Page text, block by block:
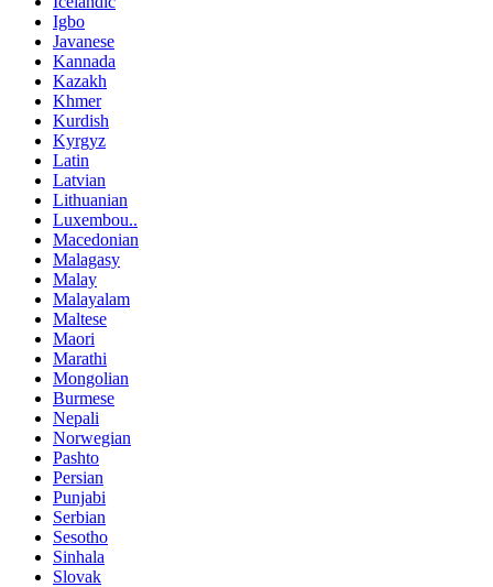
Igbo
Javanese
Kannada
Kazakh
Khmer
Kurdish
Kyrgyz
Latin
Latvian
Lithuanian
Luxembou..
Macedonian
Malagasy
Malay
Malayalam
Maltese
Maori
Marathi
Mongolian
Burmese
Nepali
Norwegian
Pashto
Persian
Punjabi
Serbian
Sesotho
Sinhala
Slovak